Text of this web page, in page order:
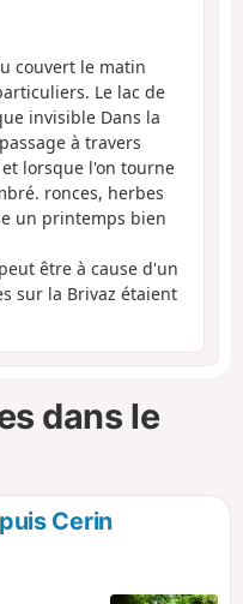
couvert le matin
Le lac de
invisible Dans la
à travers
lorsque l'on tourne
ronces, herbes
un printemps bien
être à cause d'un
sur la Brivaz étaient
dans le
Cerin